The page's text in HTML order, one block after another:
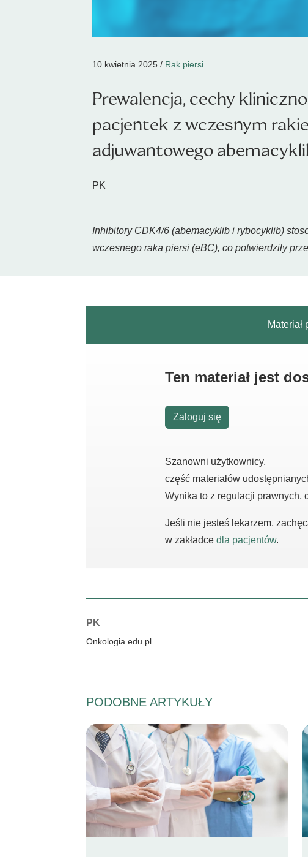
10 kwietnia 2025 / Rak piersi
Prewalencja, cechy
pacjentek z wczesnym
adjuwantowego
PK
Inhibitory CDK4/6 (abemacyklib i rybocyklib)
wczesnego raka piersi (eBC), co potwierdziły
Ten materiał jest
Zaloguj się
Szanowni użytkownicy,
część materiałów
Wynika to z regulacji prawnych,
Jeśli nie jesteś lekarzem,
w zakładce dla pacjentów.
Autorzy:
PK
Onkologia.edu.pl
PODOBNE ARTYKUŁY